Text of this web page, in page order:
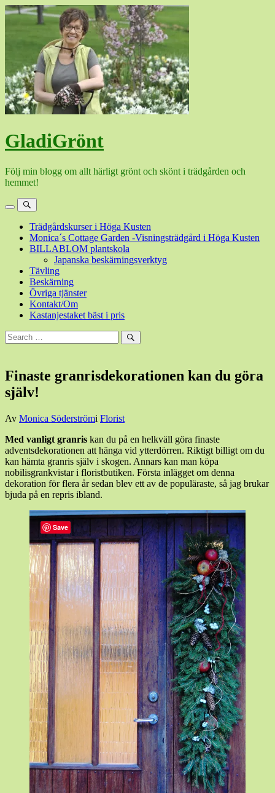
Hoppa
GladiGrönt
Följ min blogg om allt härligt grönt och skönt i trädgården och
hemmet!
MenySök
Trädgårdskurser i Höga Kusten
Monica´s Cottage Garden -Visningsträdgård i Höga Kusten
BILLABLOM plantskola
Japanska beskärningsverktyg
Tävling
Beskärning
Övriga tjänster
Kontakt/Om
Kastanjestaket bäst i pris
Sök
efter:
Sök
Finaste granrisdekorationen kan du göra
själv!
Den
november,
201930
november,
2019
Av Monica Söderströmi Florist
Med vanligt granris kan du på en helkväll göra finaste
adventsdekorationen att hänga vid ytterdörren. Riktigt billigt om du
kan hämta granris själv i skogen. Annars kan man köpa
nobilisgrankvistar i floristbutiken. Första inlägget om denna
dekoration för flera år sedan blev ett av de populäraste, så jag brukar
bjuda på en repris ibland.
Save